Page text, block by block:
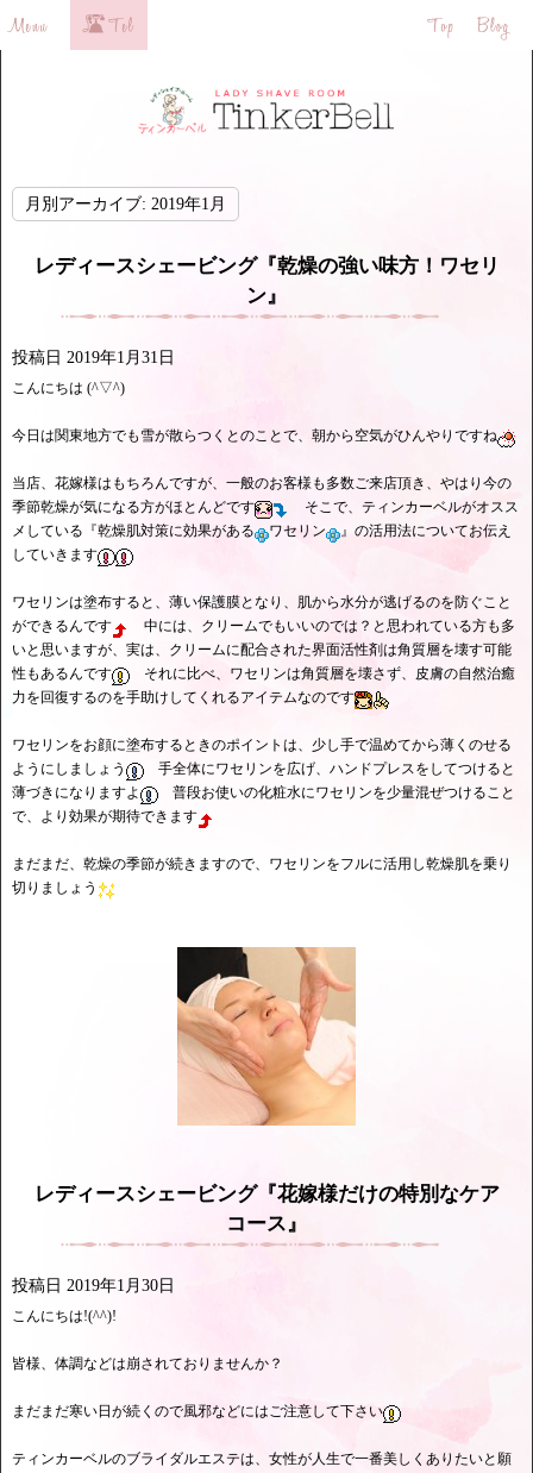
月別アーカイブ: 2019年1月
レディースシェービング『乾燥の強い味方！ワセリ
ン』
投稿日 2019年1月31日
こんにちは (^▽^)
今日は関東地方でも雪が散らつくとのことで、朝から空気がひんやりですね
当店、花嫁様はもちろんですが、一般のお客様も多数ご来店頂き、やはり今の
季節乾燥が気になる方がほとんどです
そこで、ティンカーベルがオスス
メしている『乾燥肌対策に効果がある
ワセリン
』の活用法についてお伝え
していきます
ワセリンは塗布すると、薄い保護膜となり、肌から水分が逃げるのを防ぐこと
ができるんです
中には、クリームでもいいのでは？と思われている方も多
いと思いますが、実は、クリームに配合された界面活性剤は角質層を壊す可能
性もあるんです
それに比べ、ワセリンは角質層を壊さず、皮膚の自然治癒
力を回復するのを手助けしてくれるアイテムなのです
ワセリンをお顔に塗布するときのポイントは、少し手で温めてから薄くのせる
ようにしましょう
手全体にワセリンを広げ、ハンドプレスをしてつけると
薄づきになりますよ
普段お使いの化粧水にワセリンを少量混ぜつけること
で、より効果が期待できます
まだまだ、乾燥の季節が続きますので、ワセリンをフルに活用し乾燥肌を乗り
切りましょう
レディースシェービング『花嫁様だけの特別なケア
コース』
投稿日 2019年1月30日
こんにちは!(^^)!
皆様、体調などは崩されておりませんか？
まだまだ寒い日が続くので風邪などにはご注意して下さい
ティンカーベルのブライダルエステは、女性が人生で一番美しくありたいと願